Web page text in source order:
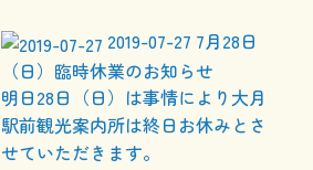
2019-07-27 7月28日
（日）臨時休業のお知らせ
明日28日（日）は事情により大月
駅前観光案内所は終日お休みとさ
せていただきます。